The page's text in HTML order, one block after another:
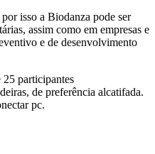
isso a Biodanza pode ser
assim como em empresas e
e de desenvolvimento
participantes
de preferência alcatifada.
pc.